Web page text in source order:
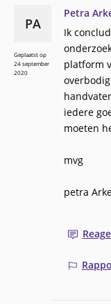
Petra
Ik
platform
iedere
moeten
mvg
petra
PA
Geplaatst op
24 september
2020